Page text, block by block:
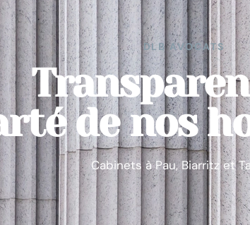
DLB AVOCATS
de nos
Cabinets à Pau, Biarritz et